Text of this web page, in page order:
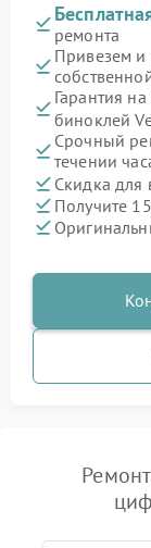
ремонта
Привезем и
Гарантия
биноклей
Срочный
течении
Скидка для
Получите